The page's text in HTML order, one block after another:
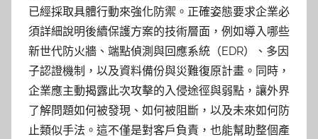
已經採取具體行動來強化防禦。正確姿態要求企業必
須詳細說明後續保護方案的技術層面，例如導入哪些
新世代防火牆、端點偵測與回應系統（EDR）、多因
子認證機制，以及資料備份與災難復原計畫。同時，
企業應主動揭露此次攻擊的入侵途徑與弱點，讓外界
了解問題如何被發現、如何被阻斷，以及未來如何防
止類似手法。這不僅是對客戶負責，也能幫助整個產